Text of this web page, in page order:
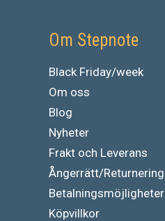
Om Stepnote
Black Friday/week
Om oss
Blog
Nyheter
Frakt och Leverans
Ångerrätt/Returnering
Betalningsmöjligheter
Köpvillkor